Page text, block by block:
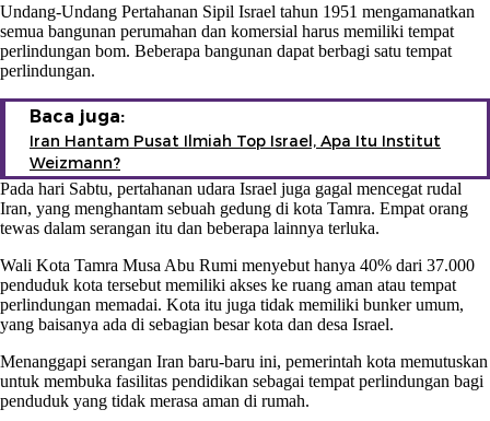
Undang-Undang Pertahanan Sipil Israel tahun 1951 mengamanatkan
semua bangunan perumahan dan komersial harus memiliki tempat
perlindungan bom. Beberapa bangunan dapat berbagi satu tempat
perlindungan.
Baca juga:
Iran Hantam Pusat Ilmiah Top Israel, Apa Itu Institut
Weizmann?
Pada hari Sabtu, pertahanan udara Israel juga gagal mencegat rudal
Iran, yang menghantam sebuah gedung di kota Tamra. Empat orang
tewas dalam serangan itu dan beberapa lainnya terluka.
Wali Kota Tamra Musa Abu Rumi menyebut hanya 40% dari 37.000
penduduk kota tersebut memiliki akses ke ruang aman atau tempat
perlindungan memadai. Kota itu juga tidak memiliki bunker umum,
yang baisanya ada di sebagian besar kota dan desa Israel.
Menanggapi serangan Iran baru-baru ini, pemerintah kota memutuskan
untuk membuka fasilitas pendidikan sebagai tempat perlindungan bagi
penduduk yang tidak merasa aman di rumah.